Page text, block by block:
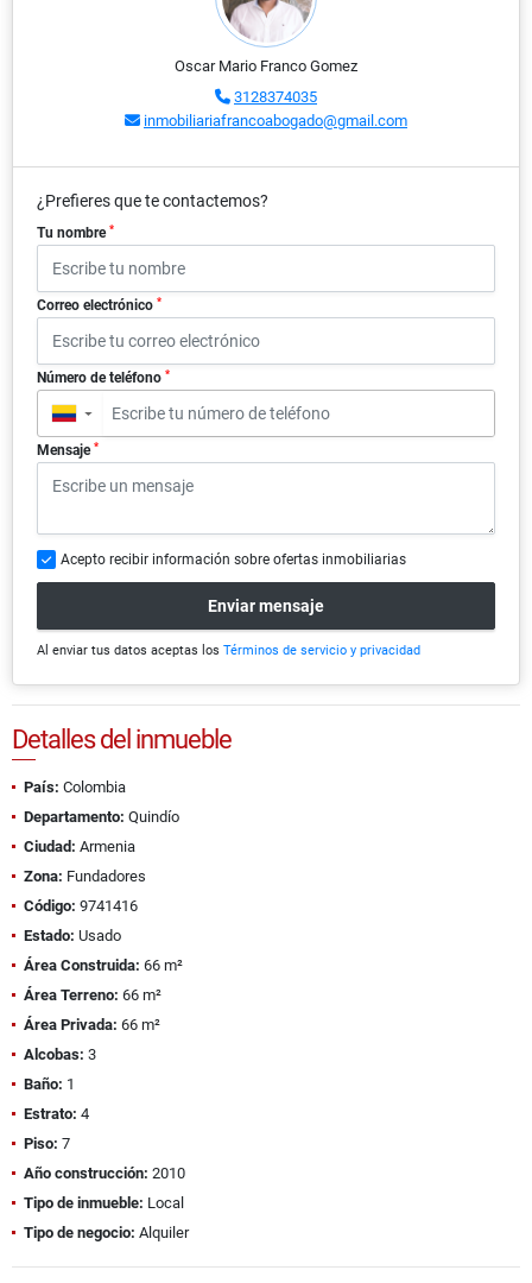
Oscar Mario Franco Gomez
3128374035
inmobiliariafrancoabogado@gmail.com
¿Prefieres que te contactemos?
Tu nombre *
Correo electrónico *
Número de teléfono *
▼
Mensaje *
Acepto recibir información sobre ofertas inmobiliarias
Enviar mensaje
Al enviar tus datos aceptas los Términos de servicio y privacidad
Detalles del inmueble
País: Colombia
Departamento: Quindío
Ciudad: Armenia
Zona: Fundadores
Código: 9741416
Estado: Usado
Área Construida: 66 m²
Área Terreno: 66 m²
Área Privada: 66 m²
Alcobas: 3
Baño: 1
Estrato: 4
Piso: 7
Año construcción: 2010
Tipo de inmueble: Local
Tipo de negocio: Alquiler